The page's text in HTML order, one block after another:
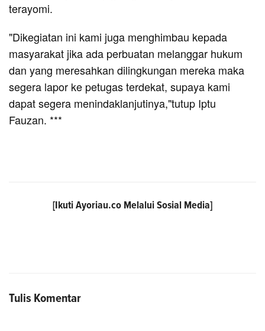
terayomi.
"Dikegiatan ini kami juga menghimbau kepada
masyarakat jika ada perbuatan melanggar hukum
dan yang meresahkan dilingkungan mereka maka
segera lapor ke petugas terdekat, supaya kami
dapat segera menindaklanjutinya,"tutup Iptu
Fauzan. ***
[Ikuti Ayoriau.co Melalui Sosial Media]
Tulis Komentar